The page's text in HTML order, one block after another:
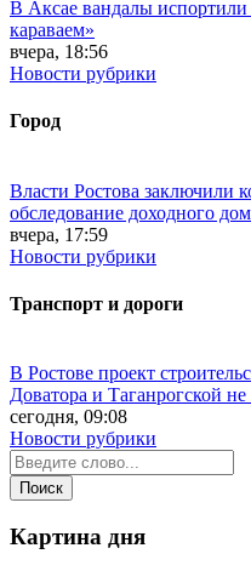
В Аксае вандалы
караваем»
вчера, 18:56
Новости рубрики
Город
Власти Ростова заключили
обследование доходного
вчера, 17:59
Новости рубрики
Транспорт и дороги
В Ростове проект
Доватора и Таганрогской
сегодня, 09:08
Новости рубрики
Картина дня